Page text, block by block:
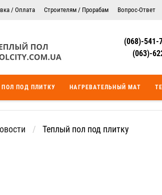
/ Оплата Строителям / Прорабам Вопрос-Ответ
теплого пола
Теплый пол Черкассы
(068)-541-
(063)-
ПОД ПЛИТКУ НАГРЕВАТЕЛЬНЫЙ МАТ
Теплый пол под плитку